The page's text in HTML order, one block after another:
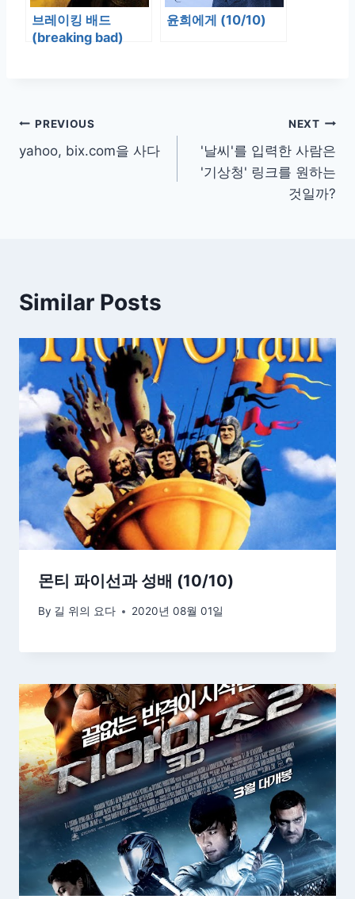
브레이킹 배드
(breaking bad)
윤희에게 (10/10)
글
탐
PREVIOUS
yahoo, bix.com을 사다
NEXT
'날씨'를 입력한 사람은
'기상청' 링크를 원하는
것일까?
Similar Posts
몬티 파이선과 성배 (10/10)
By 길 위의 요다 2020년 08월 01일